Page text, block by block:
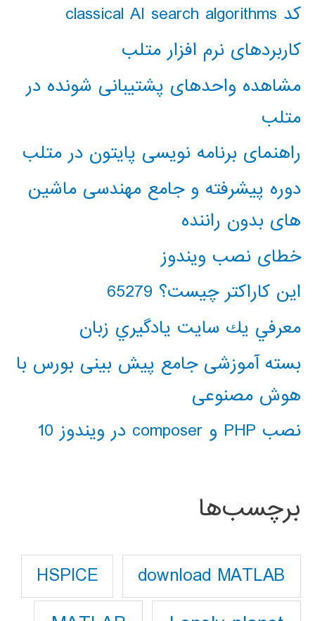
کد classical AI search algorithms
کاربردهای نرم افزار متلب
مشاهده واحدهای پشتیبانی شونده در
متلب
راهنمای برنامه نویسی پایتون در متلب
دوره پیشرفته و جامع مهندسی ماشین
های بدون راننده
خطای نصب ویندوز
این کاراکتر چیست؟ 65279
معرفي يك سايت يادگيري زبان
بسته آموزشی جامع پیش بینی بورس با
هوش مصنوعی
نصب PHP و composer در ویندوز 10
برچسب‌ها
download MATLAB
HSPICE